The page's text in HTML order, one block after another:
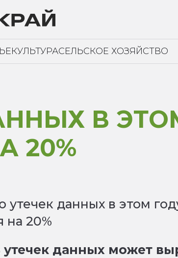
КУЛЬТУРАСЕЛЬСКОЕ ХОЗЯЙСТВО
В
20%
утечек данных может